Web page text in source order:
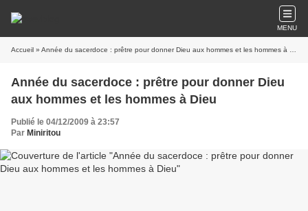
MENU
Accueil » Année du sacerdoce : prêtre pour donner Dieu aux hommes et les hommes à Dieu
Année du sacerdoce : prêtre pour donner Dieu
aux hommes et les hommes à Dieu
Publié le 04/12/2009 à 23:57
Par Miniritou